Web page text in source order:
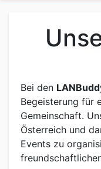
Bei den
Begeisterung für
Gemeinschaft.
Österreich und
Events zu